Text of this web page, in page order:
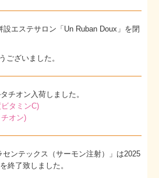
エステサロン「Un Ruban Doux」を閉
ございました。
チオン入荷しました。
タミンC)
オン)
センテックス（サーモン注射）」は2025
終了致しました。